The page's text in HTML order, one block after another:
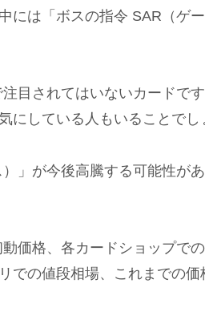
には「ボスの指令 SAR（ゲ
目されてはいないカードで
にしている人もいることでし
」が今後高騰する可能性が
価格、各カードショップで
での値段相場、これまでの価